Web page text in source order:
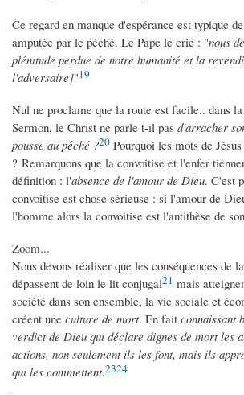
Ce regard en manque d'espérance est typique
amputée par le péché. Le Pape le crie : "nous
plénitude perdue de notre humanité et la
l'adversaire]"19
Nul ne proclame que la route est facile.. dans
Sermon, le Christ ne parle t-il pas d'arracher
pousse au péché ?20 Pourquoi les mots de
? Remarquons que la convoitise et l'enfer
définition : l'absence de l'amour de Dieu. C'est
convoitise est chose sérieuse : si l'amour de
l'homme alors la convoitise est l'antithèse de
Zoom...
Nous devons réaliser que les conséquences de
dépassent de loin le lit conjugal21 mais
société dans son ensemble, la vie sociale et
créent une culture de mort. En fait connaissant
verdict de Dieu qui déclare dignes de mort les
actions, non seulement ils les font, mais ils
qui les commettent.2324